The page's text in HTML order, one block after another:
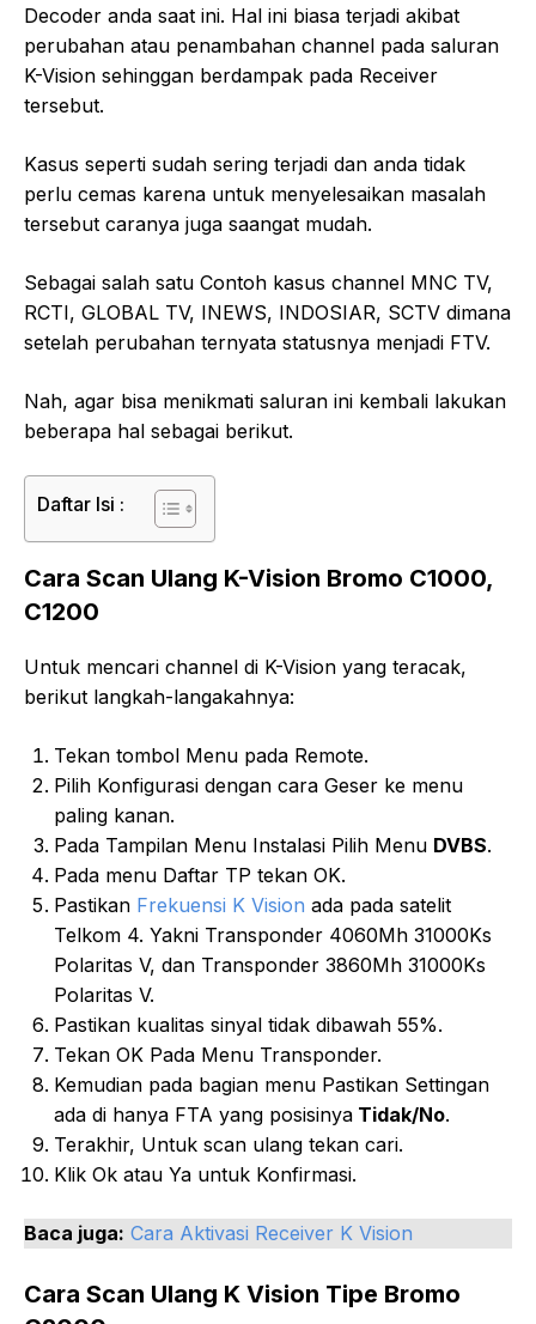
Decoder anda saat ini. Hal ini biasa terjadi akibat
perubahan atau penambahan channel pada saluran
K-Vision sehinggan berdampak pada Receiver
tersebut.
Kasus seperti sudah sering terjadi dan anda tidak
perlu cemas karena untuk menyelesaikan masalah
tersebut caranya juga saangat mudah.
Sebagai salah satu Contoh kasus channel MNC TV,
RCTI, GLOBAL TV, INEWS, INDOSIAR, SCTV dimana
setelah perubahan ternyata statusnya menjadi FTV.
Nah, agar bisa menikmati saluran ini kembali lakukan
beberapa hal sebagai berikut.
Daftar Isi :
Cara Scan Ulang K-Vision Bromo C1000,
C1200
Untuk mencari channel di K-Vision yang teracak,
berikut langkah-langakahnya:
Tekan tombol Menu pada Remote.
Pilih Konfigurasi dengan cara Geser ke menu
paling kanan.
Pada Tampilan Menu Instalasi Pilih Menu DVBS.
Pada menu Daftar TP tekan OK.
Pastikan Frekuensi K Vision ada pada satelit
Telkom 4. Yakni Transponder 4060Mh 31000Ks
Polaritas V, dan Transponder 3860Mh 31000Ks
Polaritas V.
Pastikan kualitas sinyal tidak dibawah 55%.
Tekan OK Pada Menu Transponder.
Kemudian pada bagian menu Pastikan Settingan
ada di hanya FTA yang posisinya Tidak/No.
Terakhir, Untuk scan ulang tekan cari.
Klik Ok atau Ya untuk Konfirmasi.
Baca juga: Cara Aktivasi Receiver K Vision
Cara Scan Ulang K Vision Tipe Bromo